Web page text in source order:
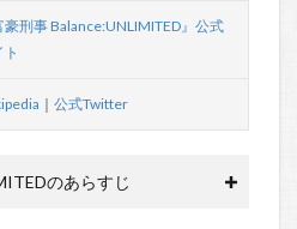
豪刑事 Balance:UNLIMITED』公式
｜ 公式Twitter
のあらすじ